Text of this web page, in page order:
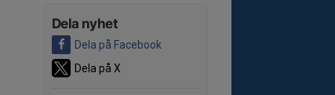
Dela nyhet
Dela på Facebook
Dela på X